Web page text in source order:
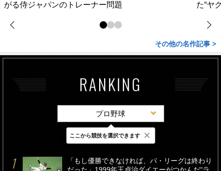
がる侍ジャパンのトレーナー問題
た“ヤ
その他の名作記事 >
RANKING
プロ野球
最新 24時間 週間
「もし優勝できなければ、パ・リーグは終わり
ここから競技を選択できます ×